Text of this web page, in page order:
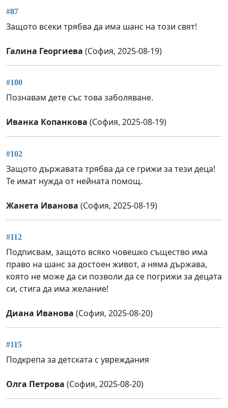
#87
Защото всеки трябва да има шанс на този свят!
Галина Георгиева (София, 2025-08-19)
#100
Познавам дете със това заболяване.
Иванка Копанкова (София, 2025-08-19)
#102
Защото държавата трябва да се грижи за тези деца!
Те имат нужда от нейната помощ.
Жанета Иванова (София, 2025-08-19)
#112
Подписвам, защото всяко човешко същество има
право на шанс за достоен живот, а няма държава,
която не може да си позволи да се погрижи за децата
си, стига да има желание!
Диана Иванова (София, 2025-08-20)
#115
Подкрепа за детската с увреждания
Олга Петрова (София, 2025-08-20)